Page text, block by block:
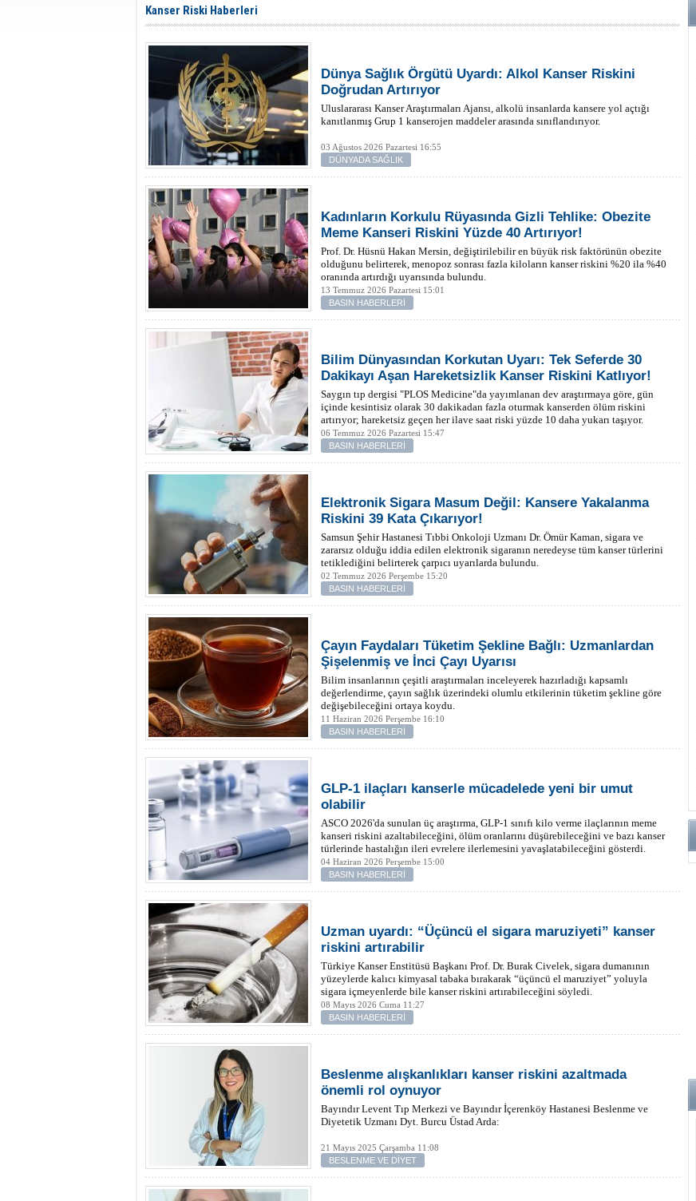
Kanser Riski Haberleri
Dünya Sağlık Örgütü Uyardı: Alkol Kanser Riskini
Doğrudan Artırıyor
Uluslararası Kanser Araştırmaları Ajansı, alkolü insanlarda kansere yol açtığı
kanıtlanmış Grup 1 kanserojen maddeler arasında sınıflandırıyor.
03 Ağustos 2026 Pazartesi 16:55
DÜNYADA SAĞLIK
Kadınların Korkulu Rüyasında Gizli Tehlike: Obezite
Meme Kanseri Riskini Yüzde 40 Artırıyor!
Prof. Dr. Hüsnü Hakan Mersin, değiştirilebilir en büyük risk faktörünün obezite
olduğunu belirterek, menopoz sonrası fazla kiloların kanser riskini %20 ila %40
oranında artırdığı uyarısında bulundu.
13 Temmuz 2026 Pazartesi 15:01
BASIN HABERLERİ
Bilim Dünyasından Korkutan Uyarı: Tek Seferde 30
Dakikayı Aşan Hareketsizlik Kanser Riskini Katlıyor!
Saygın tıp dergisi "PLOS Medicine"da yayımlanan dev araştırmaya göre, gün
içinde kesintisiz olarak 30 dakikadan fazla oturmak kanserden ölüm riskini
artırıyor; hareketsiz geçen her ilave saat riski yüzde 10 daha yukarı taşıyor.
06 Temmuz 2026 Pazartesi 15:47
BASIN HABERLERİ
Elektronik Sigara Masum Değil: Kansere Yakalanma
Riskini 39 Kata Çıkarıyor!
Samsun Şehir Hastanesi Tıbbi Onkoloji Uzmanı Dr. Ömür Kaman, sigara ve
zararsız olduğu iddia edilen elektronik sigaranın neredeyse tüm kanser türlerini
tetiklediğini belirterek çarpıcı uyarılarda bulundu.
02 Temmuz 2026 Perşembe 15:20
BASIN HABERLERİ
Çayın Faydaları Tüketim Şekline Bağlı: Uzmanlardan
Şişelenmiş ve İnci Çayı Uyarısı
Bilim insanlarının çeşitli araştırmaları inceleyerek hazırladığı kapsamlı
değerlendirme, çayın sağlık üzerindeki olumlu etkilerinin tüketim şekline göre
değişebileceğini ortaya koydu.
11 Haziran 2026 Perşembe 16:10
BASIN HABERLERİ
GLP-1 ilaçları kanserle mücadelede yeni bir umut
olabilir
ASCO 2026'da sunulan üç araştırma, GLP-1 sınıfı kilo verme ilaçlarının meme
kanseri riskini azaltabileceğini, ölüm oranlarını düşürebileceğini ve bazı kanser
türlerinde hastalığın ileri evrelere ilerlemesini yavaşlatabileceğini gösterdi.
04 Haziran 2026 Perşembe 15:00
BASIN HABERLERİ
Uzman uyardı: “Üçüncü el sigara maruziyeti” kanser
riskini artırabilir
Türkiye Kanser Enstitüsü Başkanı Prof. Dr. Burak Civelek, sigara dumanının
yüzeylerde kalıcı kimyasal tabaka bırakarak “üçüncü el maruziyet” yoluyla
sigara içmeyenlerde bile kanser riskini artırabileceğini söyledi.
08 Mayıs 2026 Cuma 11:27
BASIN HABERLERİ
Beslenme alışkanlıkları kanser riskini azaltmada
önemli rol oynuyor
Bayındır Levent Tıp Merkezi ve Bayındır İçerenköy Hastanesi Beslenme ve
Diyetetik Uzmanı Dyt. Burcu Üstad Arda:
21 Mayıs 2025 Çarşamba 11:08
BESLENME VE DİYET